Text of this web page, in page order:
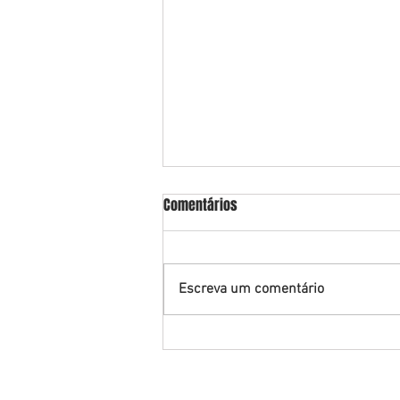
Advogado Andrei Cassiano
Comentários
Escreva um comentário